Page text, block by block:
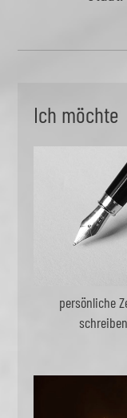
Ich möchte
persönliche
schreiben